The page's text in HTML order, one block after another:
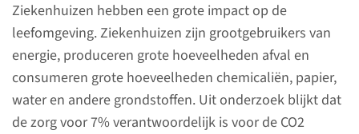
Ziekenhuizen hebben een grote impact op de
leefomgeving. Ziekenhuizen zijn grootgebruikers van
energie, produceren grote hoeveelheden afval en
consumeren grote hoeveelheden chemicaliën, papier,
water en andere grondstoffen. Uit onderzoek blijkt dat
de zorg voor 7% verantwoordelijk is voor de CO2
De Groene OK